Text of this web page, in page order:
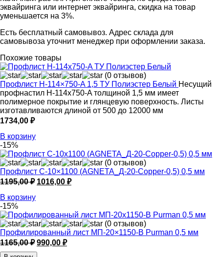
эквайринга или интернет эквайринга, скидка на товар
уменьшается на 3%.
Есть бесплатный самовывоз. Адрес склада для
самовывоза уточнит менеджер при оформлении заказа.
Похожие товары
(0 отзывов)
Профлист Н-114×750-A 1,5 ТУ Полиэстер Белый Несущий
профнастил Н-114x750-A толщиной 1,5 мм имеет
полимерное покрытие и глянцевую поверхность. Листы
изготавливаются длиной от 500 до 12000 мм
1734,00 ₽
В корзину
-15%
(0 отзывов)
Профлист С-10×1100 (AGNETA_Д-20-Copper-0,5) 0,5 мм
1195,00₽ Первоначальная
1016,00 ₽Текущая
В корзину
-15%
(0 отзывов)
Профилированный лист МП-20×1150-B Purman 0,5 мм
1165,00₽ Первоначальная
цена
990,00 ₽Текущая